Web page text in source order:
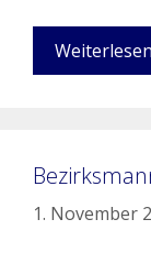
1. November